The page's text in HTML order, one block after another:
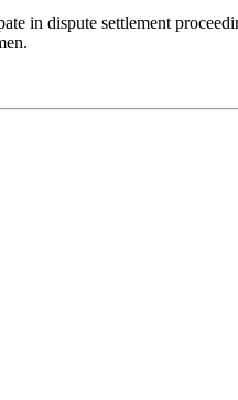
in dispute settlement